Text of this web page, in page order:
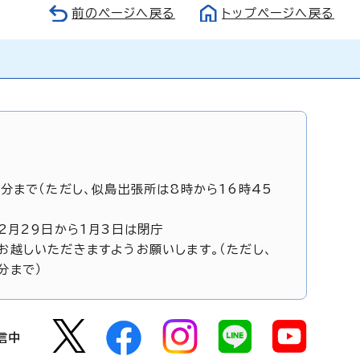
前のページへ戻る トップページへ戻る
で（ただし、似島出張所は8時から16時45
月29日から1月3日は閉庁
しいただきますようお願いします。（ただし、
で）
中